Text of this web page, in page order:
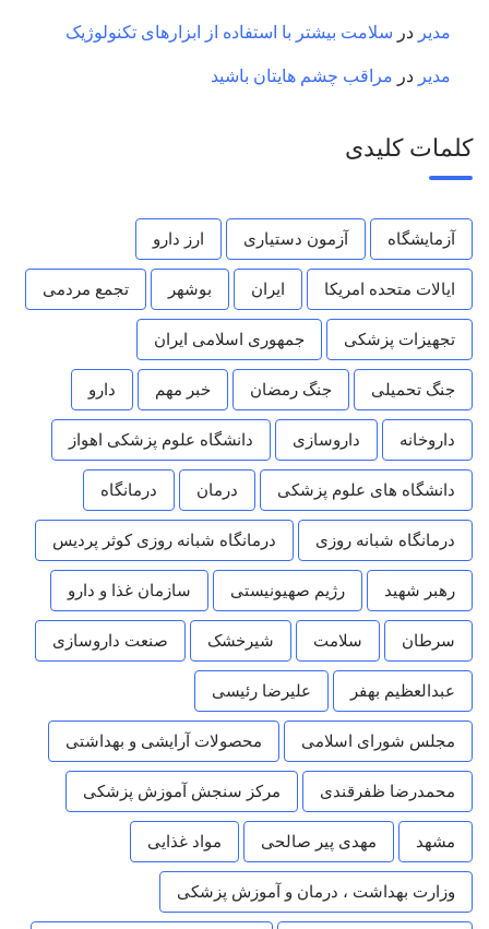
مدیر در سلامت بیشتر با استفاده از ابزارهای تکنولوژیک
مدیر در مراقب چشم هایتان باشید
کلمات کلیدی
آزمایشگاه آزمون دستیاری ارز دارو
ایالات متحده امریکا ایران بوشهر تجمع مردمی
تجهیزات پزشکی جمهوری اسلامی ایران
جنگ تحمیلی جنگ رمضان خبر مهم دارو
داروخانه داروسازی دانشگاه علوم پزشکی اهواز
دانشگاه های علوم پزشکی درمان درمانگاه
درمانگاه شبانه روزی درمانگاه شبانه روزی کوثر پردیس
رهبر شهید رژیم صهیونیستی سازمان غذا و دارو
سرطان سلامت شیرخشک صنعت داروسازی
عبدالعظیم بهفر علیرضا رئیسی
مجلس شورای اسلامی محصولات آرایشی و بهداشتی
محمدرضا ظفرقندی مرکز سنجش آموزش پزشکی
مشهد مهدی پیر صالحی مواد غذایی
وزارت بهداشت ، درمان و آموزش پزشکی